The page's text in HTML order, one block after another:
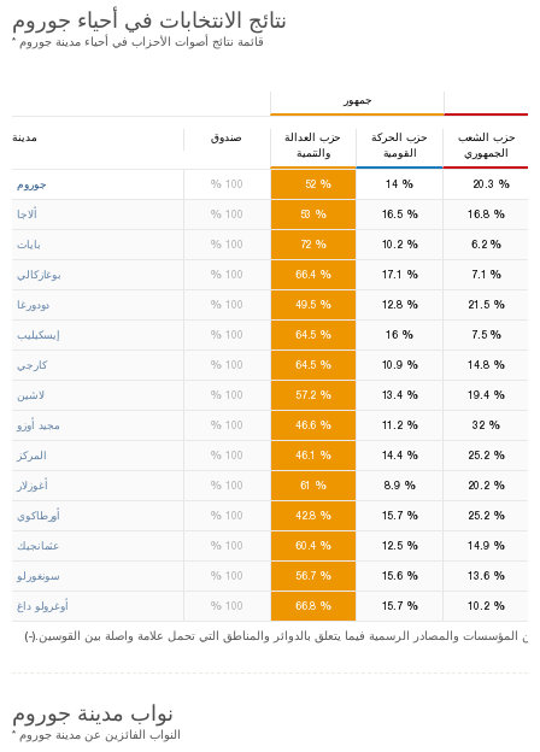
نتائج الانتخابات في أحياء جوروم
* قائمة نتائج أصوات الأحزاب في أحياء مدينة جوروم
جمهور
مدينة صندوق
حزب العدالة
والتنمية
حزب الحركة
القومية
حزب الشعب
الجمهوري
جوروم % 100 % % %
1
ألاجا % 100 % % %
16.8
بايات % 100 % % %
6.2
بوغازكالي % 100 % % %
دودورغا % 100 % % %
21.5
إيسكيليب % 100 % % %
7.5
كارجي % 100 % % %
14.8
لاشين % 100 % % %
19.4
مجيد أوزو % 100 % % %
المركز % 100 % % %
25.2
أغوزلار % 100 % %
8.9 %
20.2
أورطاكوي % 100 % % %
25.2
عثمانجيك % 100 % % %
14.9
سونغورلو % 100 % % %
13.6
أوغرولو داغ % 100 % % %
10.2
المؤسسات والمصادر الرسمية فيما يتعلق بالدوائر والمناطق التي تحمل علامة واصلة بين القوسين
نواب مدينة جوروم
* النواب الفائزين عن مدينة جوروم